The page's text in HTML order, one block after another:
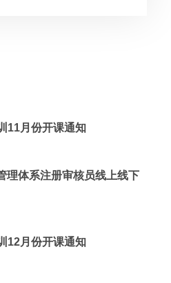
11月份开课通知
理体系注册审核员线上线下
12月份开课通知